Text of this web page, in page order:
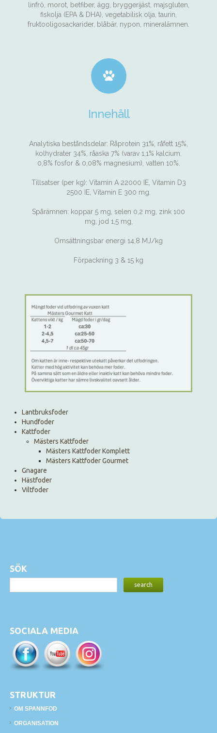
linfrö, morot, betfiber, ägg, bryggerijäst, majsgluten,
fiskolja (EPA & DHA), vegetabilisk olja, taurin,
fruktooligosackarider, blåbär, nypon, mineralämnen.
Innehåll
Analytiska beståndsdelar: Råprotein 31%, råfett 15%,
kolhydrater 34%, råaska 7% (varav 1,1% kalcium,
0,8% fosfor & 0,08% magnesium), vatten 10%.
Tillsatser (per kg): Vitamin A 22000 IE, Vitamin D3
2500 IE, Vitamin E 300 mg.
Spårämnen: koppar 5 mg, selen 0,2 mg, zink 100
mg, jod 1,5 mg,
Omsättningsbar energi 14,8 MJ/kg
Förpackning 3 & 15 kg
Lantbruksfoder
Hundfoder
Kattfoder
Mästers Kattfoder
Mästers Kattfoder Komplett
Mästers Kattfoder Gourmet
Gnagare
Hästfoder
Viltfoder
SÖK
SOCIALA MEDIA
STRUKTUR
OM SPANNFOD
ORGANISATION